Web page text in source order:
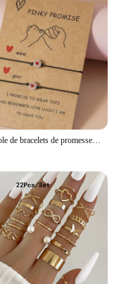
Ensemble de bracelets de promesse Pinky Chia Ship, bracelet assressentipour couple, perle de coeur Shoous, ULélastique, cadeaux du jour de Léon, 2 pièces